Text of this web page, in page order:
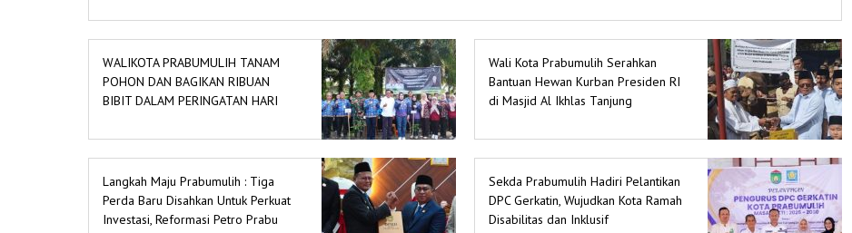
WALIKOTA PRABUMULIH TANAM
POHON DAN BAGIKAN RIBUAN
BIBIT DALAM PERINGATAN HARI
Wali Kota Prabumulih Serahkan
Bantuan Hewan Kurban Presiden RI
di Masjid Al Ikhlas Tanjung
Langkah Maju Prabumulih : Tiga
Perda Baru Disahkan Untuk Perkuat
Investasi, Reformasi Petro Prabu
Sekda Prabumulih Hadiri Pelantikan
DPC Gerkatin, Wujudkan Kota Ramah
Disabilitas dan Inklusif